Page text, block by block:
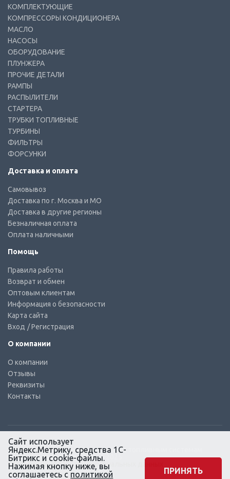
КОМПЛЕКТУЮЩИЕ
КОМПРЕССОРЫ КОНДИЦИОНЕРА
МАСЛО
НАСОСЫ
ОБОРУДОВАНИЕ
ПЛУНЖЕРА
ПРОЧИЕ ДЕТАЛИ
РАМПЫ
РАСПЫЛИТЕЛИ
СТАРТЕРА
ТРУБКИ ТОПЛИВНЫЕ
ТУРБИНЫ
ФИЛЬТРЫ
ФОРСУНКИ
Доставка и оплата
Самовывоз
Доставка по г. Москва и МО
Доставка в другие регионы
Безналичная оплата
Оплата наличными
Помощь
Правила работы
Возврат и обмен
Оптовым клиентам
Информация о безопасности
Карта сайта
Вход / Регистрация
О компании
О компании
Отзывы
Реквизиты
Контакты
© КТС-Дизель – Комплектующие к топливным системам
Все права защищены, 2003 – 2025
Согласие на обработку персональных данных
Сайт использует
Яндекс.Метрику, средства 1С-
Битрикс и cookie-файлы.
Нажимая кнопку ниже, вы
соглашаетесь с политикой
ПРИНЯТЬ